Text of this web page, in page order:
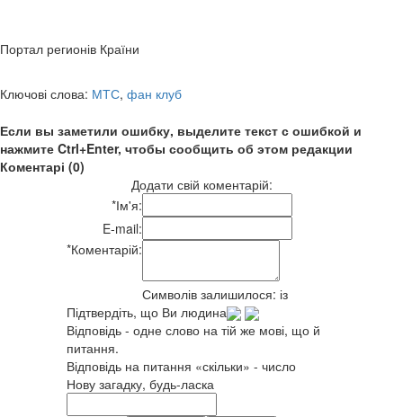
Портал регионів Країни
Ключові слова: МТС, фан клуб
Если вы заметили ошибку, выделите текст с ошибкой и
нажмите Ctrl+Enter, чтобы сообщить об этом редакции
Коментарі (0)
Додати свій коментарій:
*Ім'я:
E-mail:
*Коментарій:
Символів залишилося: із
Підтвердіть, що Ви людина
Відповідь - одне слово на тій же мові, що й
питання.
Відповідь на питання «скільки» - число
Нову загадку, будь-ласка